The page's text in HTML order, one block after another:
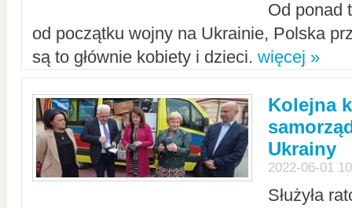
Od ponad
od początku wojny na Ukrainie, Polska
są to głównie kobiety i dzieci. więcej »
Kolejna
Ukrainy
2022-06-01
Służyła